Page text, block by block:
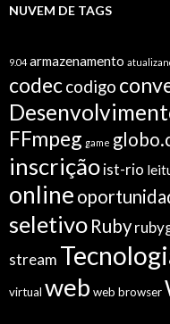
NUVEM DE TAGS
9.04 armazenamento
codeccodigo
FFmpeg game
inscriçãoist-rio
online
seletivo Ruby
stream
virtual web web browser